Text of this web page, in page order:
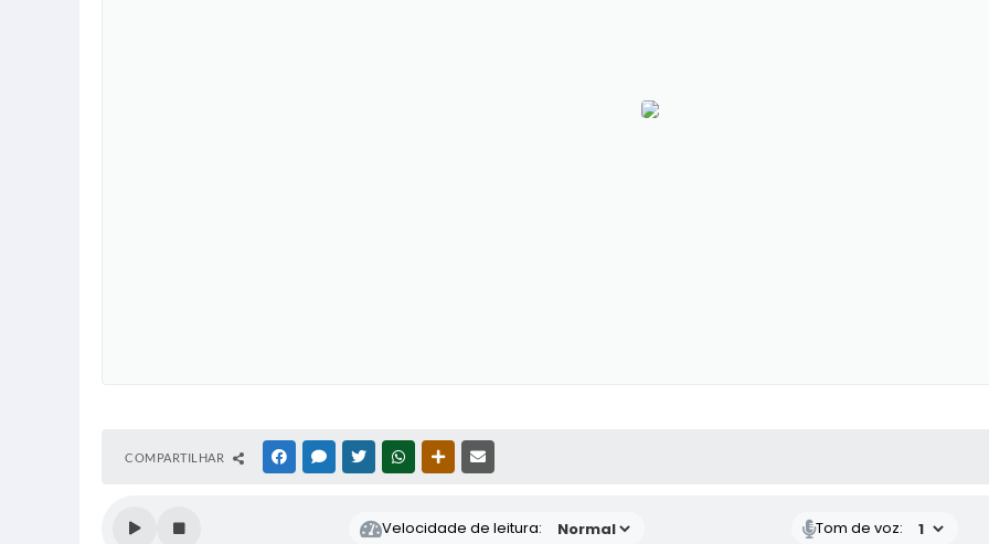
COMPARTILHAR FACEBOOKMESSENGER
TWITTERWHATSAPPOUTRAS MÍDIAS
Velocidade de leitura: Tom de voz: